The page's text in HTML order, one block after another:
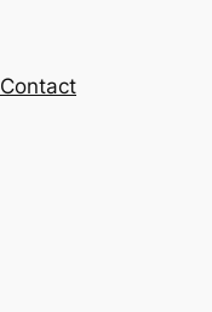
Contact